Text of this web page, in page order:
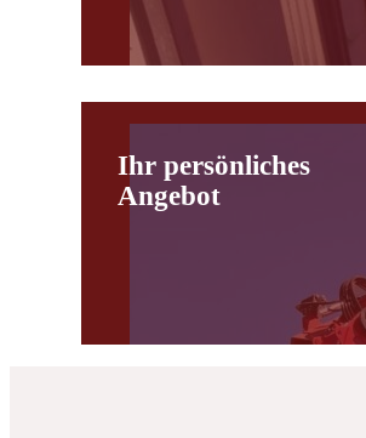
Ihr persönliches
Angebot